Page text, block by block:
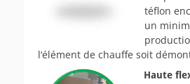
téflon
un
l‘élément de chauffe soit
Haute